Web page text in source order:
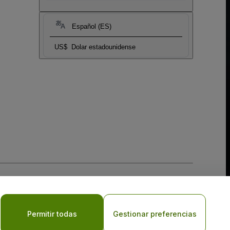
Español (ES)
US$ Dolar estadounidense
laPolítica de Privacidad para Móviles
Permitir todas Gestionar preferencias